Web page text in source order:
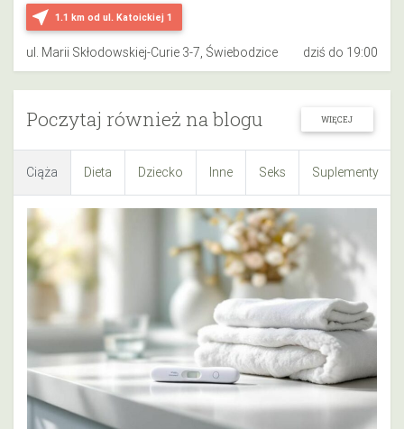
near_me 1.1 km od ul. Katoickiej 1
ul. Marii Skłodowskiej-Curie 3-7, Świebodzice dziś do 19:00
Poczytaj również na blogu WIĘCEJ
Ciąża Dieta Dziecko Inne Seks Suplementy